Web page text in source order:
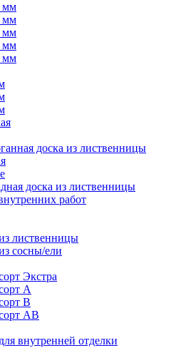
мм
мм
мм
мм
мм
доска из лиственницы
доска из лиственницы
работ
лиственницы
сосны/ели
Экстра
А
B
АВ
внутренней отделки